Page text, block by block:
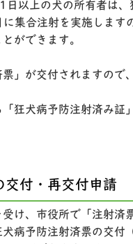
以上の犬の所有者は、
集合注射を実施します
ができます。
」が交付されますの
狂犬病予防注射済み証
交付・再交付申請
け、市役所で「注射
病予防注射済票の交付